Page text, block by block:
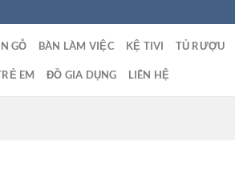
GỖ BÀN LÀM VIỆC KỆ TIVI TỦ RƯỢU
EM ĐỒ GIA DỤNG LIÊN HỆ